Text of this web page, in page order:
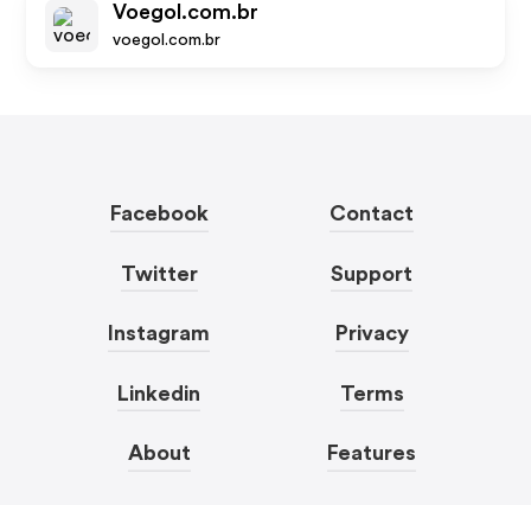
Voegol.com.br
voegol.com.br
Facebook
Twitter
Instagram
Linkedin
About
Contact
Support
Privacy
Terms
Features